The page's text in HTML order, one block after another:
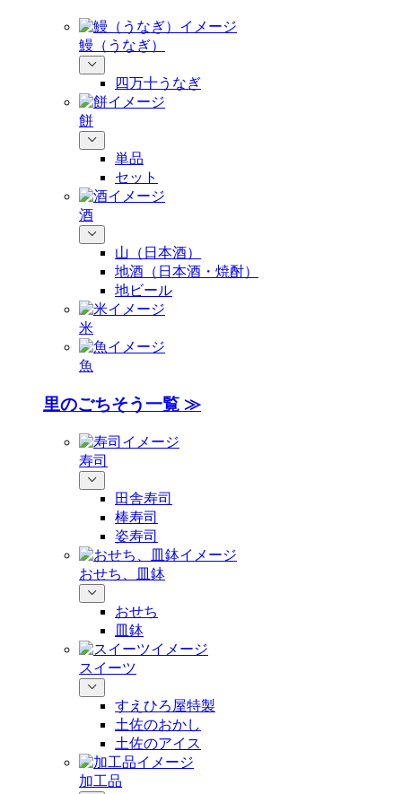
鰻（うなぎ）
四万十うなぎ
餅
単品
セット
酒
山（日本酒）
地酒（日本酒・焼酎）
地ビール
米
魚
里のごちそう一覧 ≫
寿司
田舎寿司
棒寿司
姿寿司
おせち、皿鉢
おせち
皿鉢
スイーツ
すえひろ屋特製
土佐のおかし
土佐のアイス
加工品